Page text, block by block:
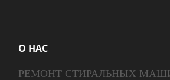
О НАС
РЕМОНТ СТИРАЛЬНЫХ